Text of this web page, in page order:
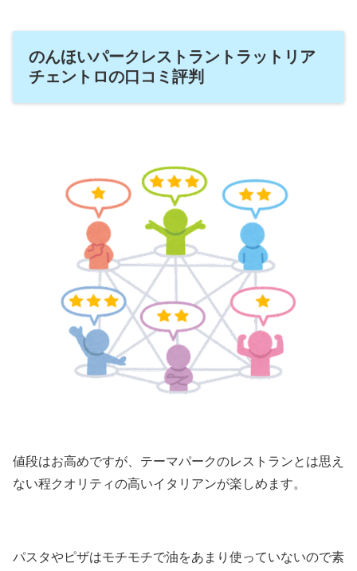
のんほいパークレストラントラットリア
チェントロの口コミ評判
値段はお高めですが、テーマパークのレストランとは思え
ない程クオリティの高いイタリアンが楽しめます。
パスタやピザはモチモチで油をあまり使っていないので素